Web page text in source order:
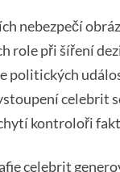
nebezpečí
role při šíření
politických
celebrit
kontroloři
celebrit